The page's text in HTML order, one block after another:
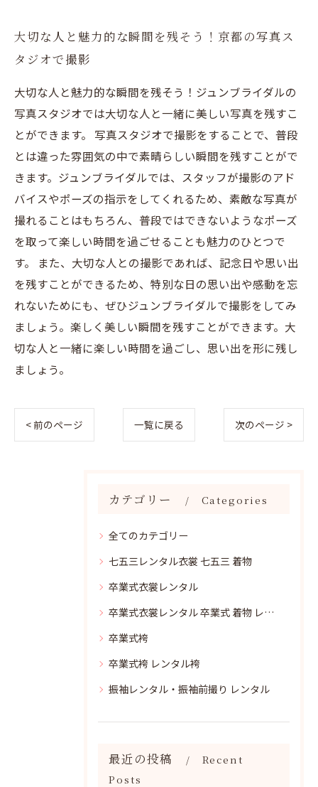
大切な人と魅力的な瞬間を残そう！京都の写真ス
タジオで撮影
大切な人と魅力的な瞬間を残そう！ジュンブライダルの
写真スタジオでは大切な人と一緒に美しい写真を残すこ
とができます。 写真スタジオで撮影をすることで、普段
とは違った雰囲気の中で素晴らしい瞬間を残すことがで
きます。ジュンブライダルでは、スタッフが撮影のアド
バイスやポーズの指示をしてくれるため、素敵な写真が
撮れることはもちろん、普段ではできないようなポーズ
を取って楽しい時間を過ごせることも魅力のひとつで
す。 また、大切な人との撮影であれば、記念日や思い出
を残すことができるため、特別な日の思い出や感動を忘
れないためにも、ぜひジュンブライダルで撮影をしてみ
ましょう。楽しく美しい瞬間を残すことができます。大
切な人と一緒に楽しい時間を過ごし、思い出を形に残し
ましょう。
< 前のページ 一覧に戻る 次のページ >
カテゴリー Categories
全てのカテゴリー
七五三レンタル衣裳 七五三 着物
卒業式衣裳レンタル
卒業式衣裳レンタル 卒業式 着物 レンタル
卒業式袴
卒業式袴 レンタル袴
振袖レンタル・振袖前撮り レンタル
最近の投稿
Recent
Posts